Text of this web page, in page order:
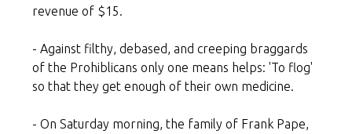
revenue of $15.
- Against filthy, debased, and creeping braggards
of the Prohiblicans only one means helps: 'To flog'
so that they get enough of their own medicine.
- On Saturday morning, the family of Frank Pape,